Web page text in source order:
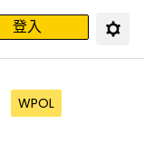
登入
WPOL